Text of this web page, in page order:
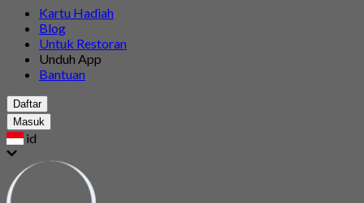
Kartu Hadiah
Blog
Untuk Restoran
Unduh App
Bantuan
Daftar
Masuk
id